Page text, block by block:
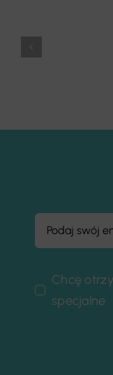
Chcę
specjalne